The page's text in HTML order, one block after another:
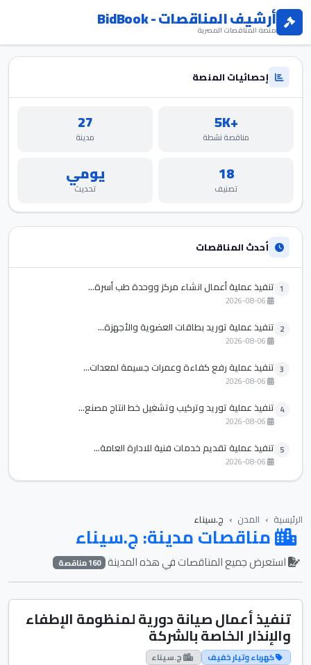
أرشيف المناقصات - BidBook
منصة المناقصات المصرية
إحصائيات المنصة
+5K
مناقصة نشطة
27
مدينة
18
تصنيف
يومي
تحديث
أحدث المناقصات
1 تنفيذ عملية أعمال انشاء مركز ووحدة طب أسرة...
2 تنفيذ عملية توريد بطاقات العضوية والأجهزة...
3 تنفيذ عملية رفع كفاءة وعمرات جسيمة لمعدات...
4 تنفيذ عملية توريد وتركيب وتشغيل خط انتاج مصنع...
5 تنفيذ عملية تقديم خدمات فنية للادارة العامة...
الرئيسية المدن ج.سيناء
مناقصات مدينة: ج.سيناء
استعرض جميع المناقصات في هذه المدينة 160 مناقصة
تنفيذ أعمال صيانة دورية لمنظومة الإطفاء
والإنذار الخاصة بالشركة
كهرباء وتيار خفيف ج.سيناء